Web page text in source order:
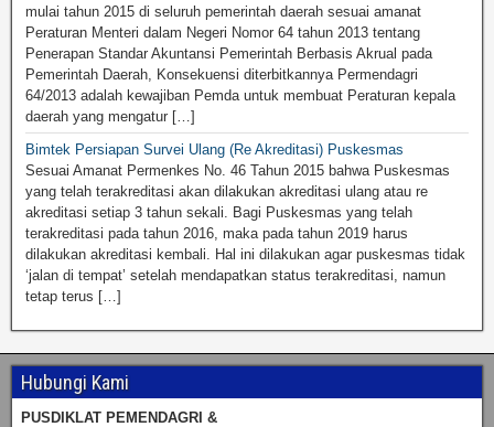
mulai tahun 2015 di seluruh pemerintah daerah sesuai amanat
Peraturan Menteri dalam Negeri Nomor 64 tahun 2013 tentang
Penerapan Standar Akuntansi Pemerintah Berbasis Akrual pada
Pemerintah Daerah, Konsekuensi diterbitkannya Permendagri
64/2013 adalah kewajiban Pemda untuk membuat Peraturan kepala
daerah yang mengatur […]
Bimtek Persiapan Survei Ulang (Re Akreditasi) Puskesmas
Sesuai Amanat Permenkes No. 46 Tahun 2015 bahwa Puskesmas
yang telah terakreditasi akan dilakukan akreditasi ulang atau re
akreditasi setiap 3 tahun sekali. Bagi Puskesmas yang telah
terakreditasi pada tahun 2016, maka pada tahun 2019 harus
dilakukan akreditasi kembali. Hal ini dilakukan agar puskesmas tidak
‘jalan di tempat’ setelah mendapatkan status terakreditasi, namun
tetap terus […]
Hubungi Kami
PUSDIKLAT PEMENDAGRI &